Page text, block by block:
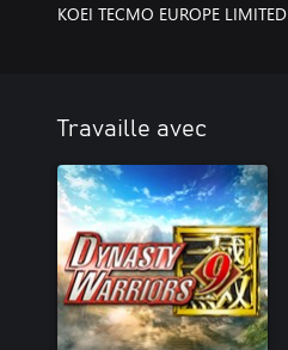
KOEI TECMO EUROPE LIMITED
Travaille avec